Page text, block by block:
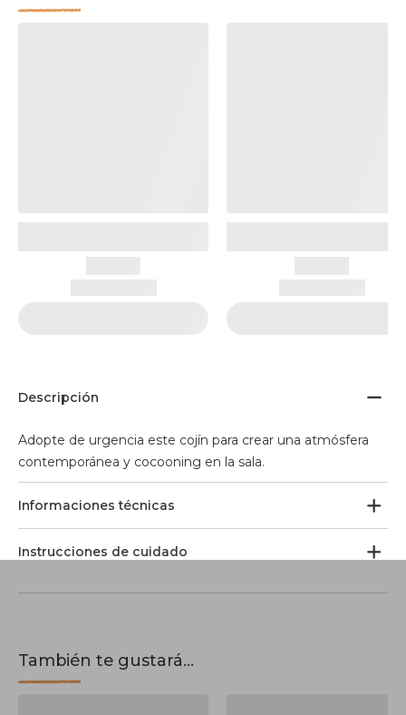
Descripción
Adopte de urgencia este cojín para crear una atmósfera
contemporánea y cocooning en la sala.
Informaciones técnicas
Instrucciones de cuidado
También te gustará...